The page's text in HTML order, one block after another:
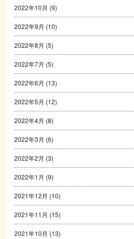
2022年10月 (9)
2022年9月 (10)
2022年8月 (5)
2022年7月 (5)
2022年6月 (13)
2022年5月 (12)
2022年4月 (8)
2022年3月 (6)
2022年2月 (3)
2022年1月 (9)
2021年12月 (10)
2021年11月 (15)
2021年10月 (13)